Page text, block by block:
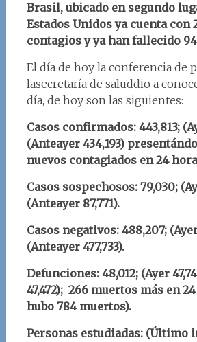
Brasil, ubicado en segundo
Estados Unidos ya cuenta con
contagios y ya han fallecido
El día de hoy la conferencia de
lasecretaría de saluddio a
día, de hoy son las siguientes:
Casos confirmados: 443,813;
(Anteayer 434,193)
nuevos contagiados en 24
Casos sospechosos: 79,030;
(Anteayer 87,771).
Casos negativos: 488,207;
(Anteayer 477,733).
Defunciones: 48,012; (Ayer
47,472); 266 muertos más en
hubo 784 muertos).
Personas estudiadas: (Último